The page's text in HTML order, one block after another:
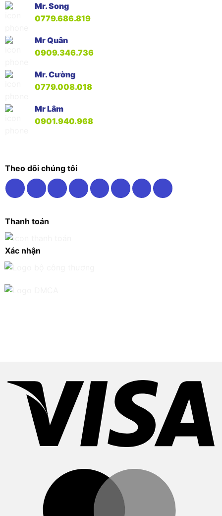
Mr. Song
0779.686.819
Mr Quân
0909.346.736
Mr. Cường
0779.008.018
Mr Lâm
0901.940.968
Theo dõi chúng tôi
Thanh toán
Xác nhận